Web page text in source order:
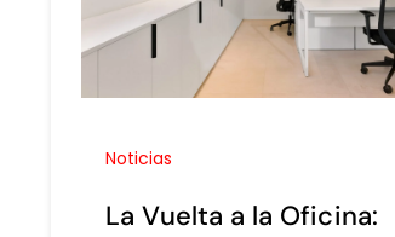
Noticias
La Vuelta a la Oficina: